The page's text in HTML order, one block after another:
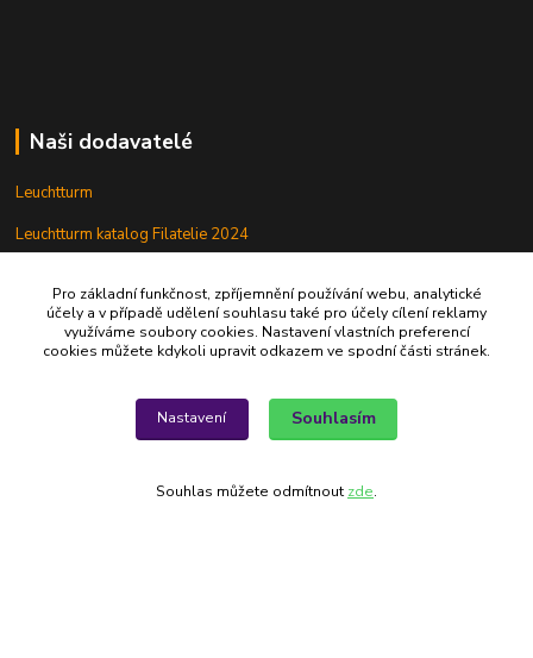
Naši dodavatelé
Leuchtturm
Leuchtturm katalog Filatelie 2024
Lindner
Sběratel
Pro základní funkčnost, zpříjemnění používání webu, analytické
účely a v případě udělení souhlasu také pro účely cílení reklamy
využíváme soubory cookies. Nastavení vlastních preferencí
cookies můžete kdykoli upravit odkazem ve spodní části stránek.
Nastavení Souhlasím
Souhlas můžete odmítnout zde.